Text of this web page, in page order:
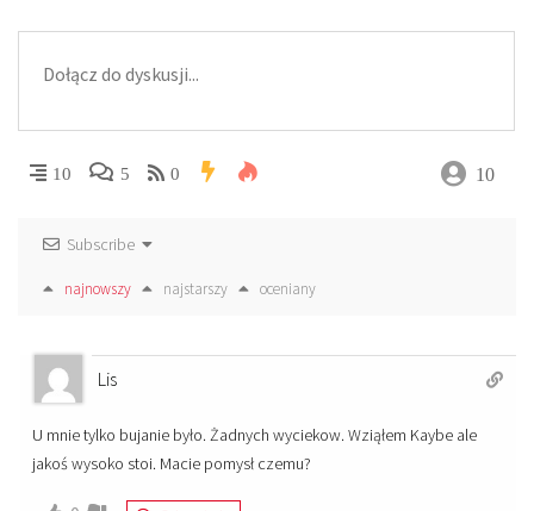
10 5 0 10
Subscribe
najnowszy najstarszy oceniany
Lis
U mnie tylko bujanie było. Żadnych wyciekow. Wziąłem Kaybe ale
jakoś wysoko stoi. Macie pomysł czemu?